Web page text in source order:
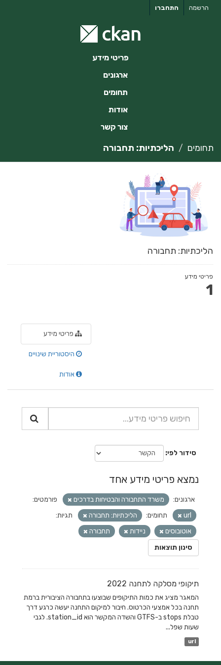
התחברו הרשמה
פריטי מידע
ארגונים
תחומים
אודות
צור קשר
תחומים הליכתיות: תחבורה
הליכתיות: תחבורה
פריטי מידע
1
פריטי מידע
היסטוריית שינויים
אודות
סידור לפי
נמצא פריטי מידע אחד
ארגונים: משרד התחבורה והבטיחות בדרכים
פורמטים:
url
תחומים: הליכתיות: תחבורה
תגיות:
אוטובוסים
ניידות
תחבורה
סינון תוצאות
תיקופי מסלקה לתחנה 2022
המאגר מציג את כמות התיקופים שבוצעו בתחבורה הציבורית ברמת
תחנה בכל אמצעי הכרטוס. חיבור למיקום התחנה יעשה כרגע דרך
טבלת stops ב-GTFS והשדה המקשר הוא station_id. לגבי
שעות שפל...
url